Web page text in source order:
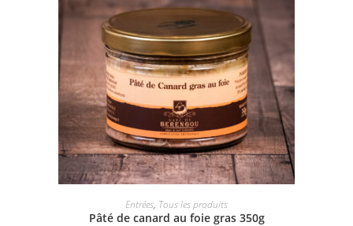
AJOUTER AU PANIER
Entrées, Tous les produits
Pâté de canard au foie gras 350g